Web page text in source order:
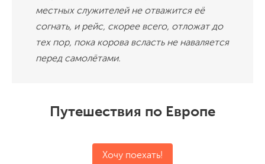
местных служителей не отважится её
согнать, и рейс, скорее всего, отложат до
тех пор, пока корова всласть не наваляется
перед самолётами.
Путешествия по Европе
Хочу поехать!